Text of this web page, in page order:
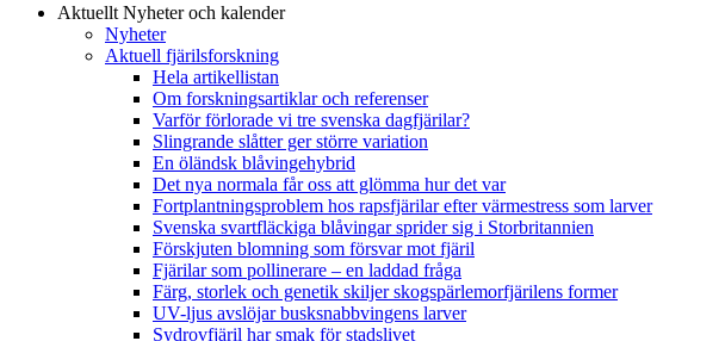
Aktuellt Nyheter och kalender
Nyheter
Aktuell fjärilsforskning
Hela artikellistan
Om forskningsartiklar och referenser
Varför förlorade vi tre svenska dagfjärilar?
Slingrande slåtter ger större variation
En öländsk blåvingehybrid
Det nya normala får oss att glömma hur det var
Fortplantningsproblem hos rapsfjärilar efter värmestress som larver
Svenska svartfläckiga blåvingar sprider sig i Storbritannien
Förskjuten blomning som försvar mot fjäril
Fjärilar som pollinerare – en laddad fråga
Färg, storlek och genetik skiljer skogspärlemorfjärilens former
UV-ljus avslöjar busksnabbvingens larver
Sydrovfjäril har smak för stadslivet